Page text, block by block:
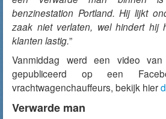
benzinestation Portland. Hij lijkt
zaak niet verlaten, wel hindert hij
klanten lastig.”
Vanmiddag werd een video
gepubliceerd op een
vrachtwagenchauffeurs, bekijk hier
Verwarde man